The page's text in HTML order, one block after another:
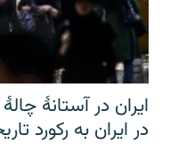
ایران در آستانهٔ
در ایران به رکورد